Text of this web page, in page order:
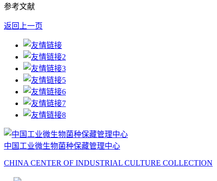
参考文献
返回上一页
中国工业微生物菌种保藏管理中心
CHINA CENTER OF INDUSTRIAL CULTURE COLLECTION